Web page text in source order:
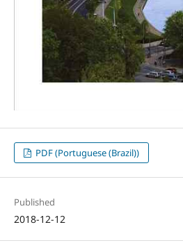
PDF (Portuguese (Brazil))
Published
2018-12-12